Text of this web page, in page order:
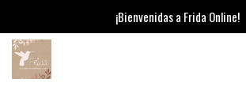
¡Bienvenidas a Frida Online!